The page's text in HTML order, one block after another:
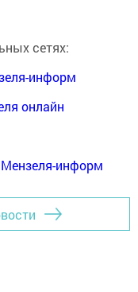
сетях:
информ
онлайн
информ